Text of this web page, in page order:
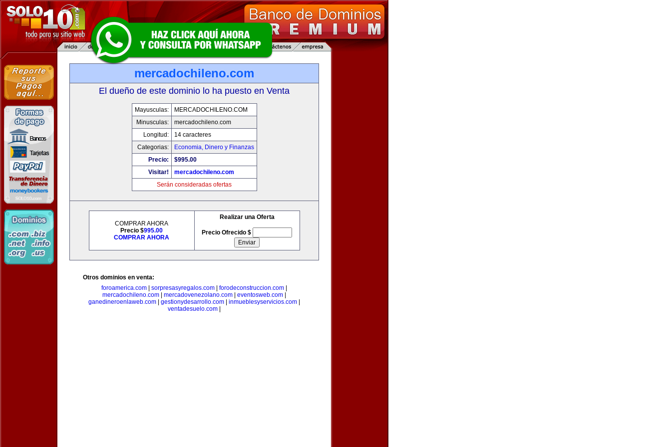
mercadochileno.com
El dueño de este dominio lo ha puesto en Venta
Mayusculas:
MERCADOCHILENO.COM
Minusculas:
mercadochileno.com
Longitud:
14 caracteres
Categorias:
Economia, Dinero y Finanzas
Precio:
$995.00
Visitar!
mercadochileno.com
Serán consideradas ofertas
COMPRAR AHORA
Precio $995.00
COMPRAR AHORA
Realizar una Oferta
Precio Ofrecido $
Otros dominios en venta:
foroamerica.com
sorpresasyregalos.com forodeconstruccion.com
mercadochileno.com
mercadovenezolano.com eventosweb.com
ganedineroenlaweb.com
gestionydesarrollo.com inmueblesyservicios.com
ventadesuelo.com